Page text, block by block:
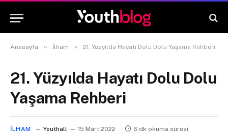
Anasayfa » İlham » 21. Yüzyılda Hayatı Dolu Dolu Yaşama Rehberi
21. Yüzyılda Hayatı Dolu Dolu
Yaşama Rehberi
İLHAM Youthall 15 Mart 2022 6 dk okuma süresi